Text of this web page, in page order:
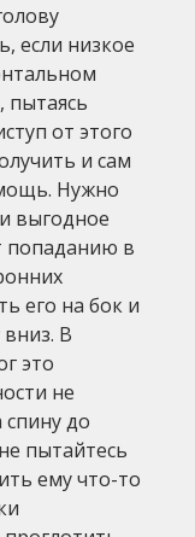
если низкое
пытаясь
от этого
и сам
Нужно
выгодное
попаданию в
его на бок и
В
это
не
до
пытайтесь
ему что-то